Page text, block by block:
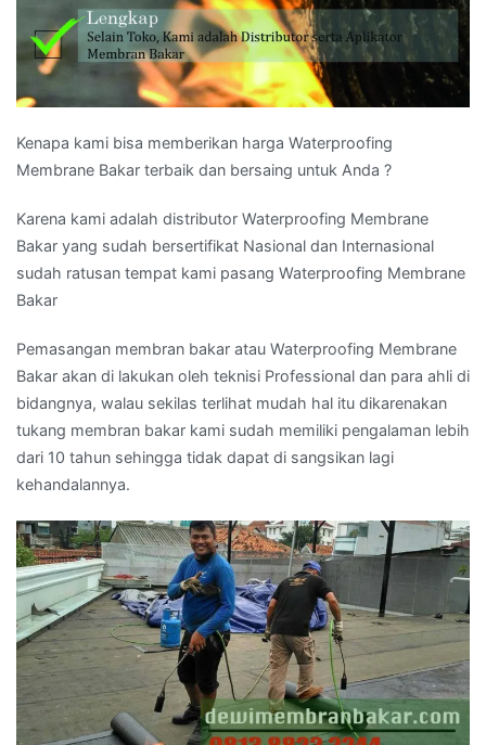
Kenapa kami bisa memberikan harga Waterproofing
Membrane Bakar terbaik dan bersaing untuk Anda ?
Karena kami adalah distributor Waterproofing Membrane
Bakar yang sudah bersertifikat Nasional dan Internasional
sudah ratusan tempat kami pasang Waterproofing Membrane
Bakar
Pemasangan membran bakar atau Waterproofing Membrane
Bakar akan di lakukan oleh teknisi Professional dan para ahli di
bidangnya, walau sekilas terlihat mudah hal itu dikarenakan
tukang membran bakar kami sudah memiliki pengalaman lebih
dari 10 tahun sehingga tidak dapat di sangsikan lagi
kehandalannya.